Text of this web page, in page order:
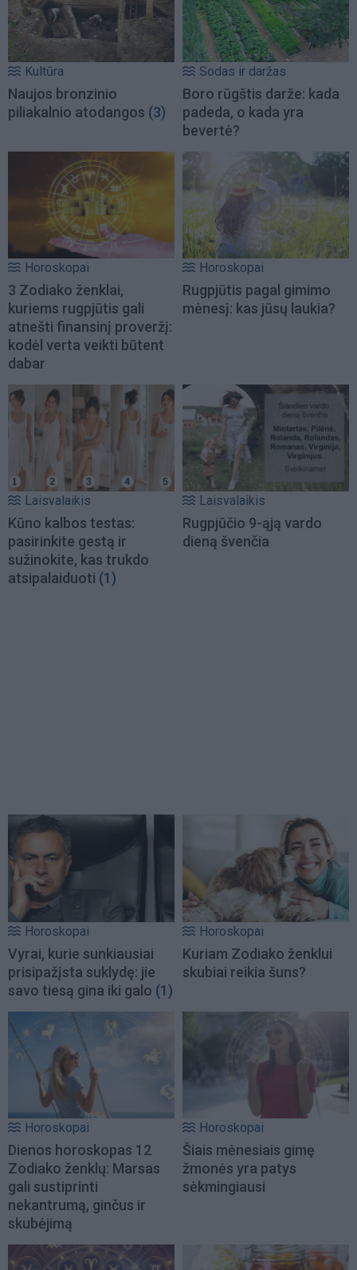
Kultūra
Naujos bronzinio
piliakalnio atodangos (3)
Sodas ir daržas
Boro rūgštis darže: kada
padeda, o kada yra
bevertė?
Horoskopai
3 Zodiako ženklai,
kuriems rugpjūtis gali
atnešti finansinį proveržį:
kodėl verta veikti būtent
dabar
Horoskopai
Rugpjūtis pagal gimimo
mėnesį: kas jūsų laukia?
Laisvalaikis
Kūno kalbos testas:
pasirinkite gestą ir
sužinokite, kas trukdo
atsipalaiduoti (1)
Laisvalaikis
Rugpjūčio 9-ąją vardo
dieną švenčia
Horoskopai
Vyrai, kurie sunkiausiai
prisipažįsta suklydę: jie
savo tiesą gina iki galo (1)
Horoskopai
Kuriam Zodiako ženklui
skubiai reikia šuns?
Horoskopai
Dienos horoskopas 12
Zodiako ženklų: Marsas
gali sustiprinti
nekantrumą, ginčus ir
skubėjimą
Horoskopai
Šiais mėnesiais gimę
žmonės yra patys
sėkmingiausi